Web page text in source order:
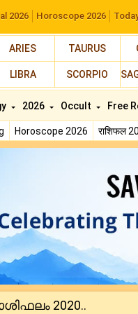
2026 Horoscope 2026
ARIES TAURUS
LIBRA SCORPIO
Horoscope 2026 राशिफल
2026 Occult Free
2020..